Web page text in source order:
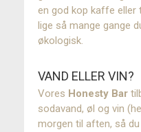
en god kop kaffe eller
lige så mange gange
økologisk.
VAND ELLER VIN?
Vores Honesty Bar
sodavand, øl og vin
morgen til aften, så